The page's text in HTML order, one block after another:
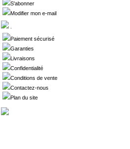
S'abonner
Modifier mon e-mail
Paiement sécurisé
Garanties
Livraisons
Confidentialité
Conditions de vente
Contactez-nous
Plan du site